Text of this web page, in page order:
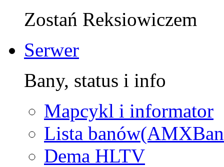
Zostań Reksiowiczem
Serwer
Bany, status i info
Mapcykl i informator
Lista
Dema HLTV